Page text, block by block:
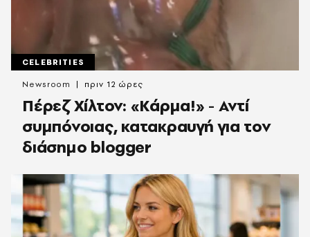
CELEBRITIES
Πέρεζ Χίλτον: «Κάρμα!» - Αντί
συμπόνοιας, κατακραυγή για τον
διάσημο blogger
Newsroom πριν 12 ώρες